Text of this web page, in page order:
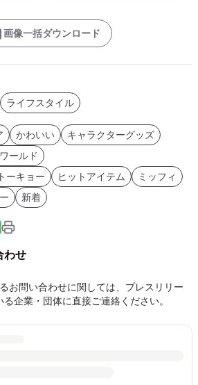
画像一括ダウンロード
ライフスタイル
かわいい
キャラクターグッズ
ールド
ーキョー
ヒットアイテム
ミッフィ
新着
わせ
お問い合わせに関しては、プレスリリー
企業・団体に直接ご連絡ください。